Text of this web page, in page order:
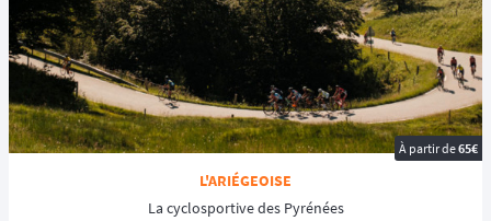
À partir de65€
L'ARIÉGEOISE
La cyclosportive des Pyrénées